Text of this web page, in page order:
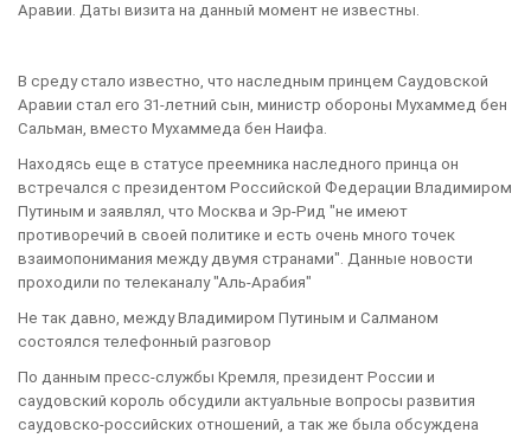
Аравии. Даты визита на данный момент не известны.
В среду стало известно, что наследным принцем Саудовской
Аравии стал его 31-летний сын, министр обороны Мухаммед бен
Сальман, вместо Мухаммеда бен Наифа.
Находясь еще в статусе преемника наследного принца он
встречался с президентом Российской Федерации Владимиром
Путиным и заявлял, что Москва и Эр-Рид "не имеют
противоречий в своей политике и есть очень много точек
взаимопонимания между двумя странами". Данные новости
проходили по телеканалу "Аль-Арабия"
Не так давно, между Владимиром Путиным и Салманом
состоялся телефонный разговор
По данным пресс-службы Кремля, президент России и
саудовский король обсудили актуальные вопросы развития
саудовско-российских отношений, а так же была обсуждена